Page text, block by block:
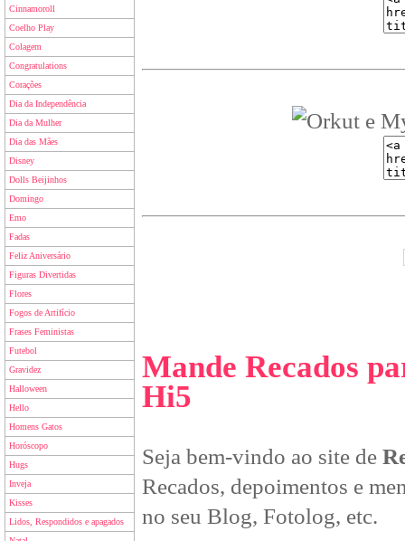
Cinnamoroll
Coelho Play
Colagem
Congratulations
Corações
Dia da Independência
Dia da Mulher
Dia das Mães
Disney
Dolls Beijinhos
Domingo
Emo
Fadas
Feliz Aniversário
Figuras Divertidas
Flores
Fogos de Artifício
Frases Feministas
Futebol
Gravidez
Halloween
Hello
Homens Gatos
Horóscopo
Hugs
Inveja
Kisses
Lidos, Respondidos e apagados
Mande Recados
Hi5
Seja bem-vindo ao site de
Recados, depoimentos e
no seu Blog, Fotolog, etc.